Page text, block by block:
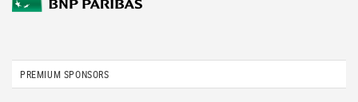
PREMIUM SPONSORS